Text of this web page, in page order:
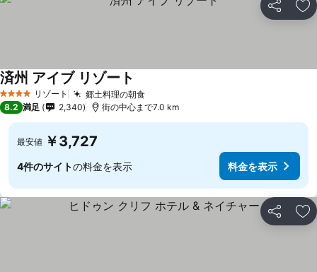
シェア お
4 ホテルのランク
リゾート 郷土料理の朝食
済州 アイブ リゾート
8.2 満足 2,340 街の中心まで7.0 km
最安値 ￥3,727
4件のサイトの料金を表示 料金を表示
シェア お